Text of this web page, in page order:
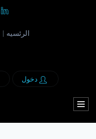
الرئسيه
دخول